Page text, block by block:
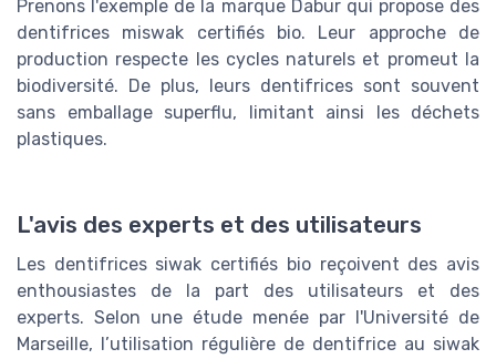
Prenons l'exemple de la marque Dabur qui propose des
dentifrices miswak certifiés bio. Leur approche de
production respecte les cycles naturels et promeut la
biodiversité. De plus, leurs dentifrices sont souvent
sans emballage superflu, limitant ainsi les déchets
plastiques.
L'avis des experts et des utilisateurs
Les dentifrices siwak certifiés bio reçoivent des avis
enthousiastes de la part des utilisateurs et des
experts. Selon une étude menée par l'Université de
Marseille, l’utilisation régulière de dentifrice au siwak